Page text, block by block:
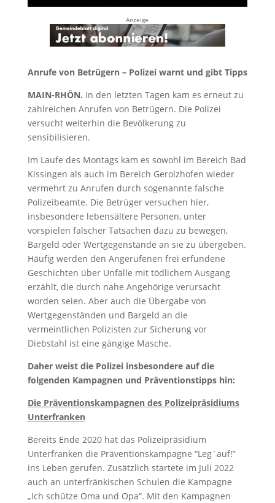
Anzeige
Anrufe von Betrügern – Polizei warnt und gibt Tipps
MAIN-RHÖN. In den letzten Tagen kam es erneut zu
zahlreichen Anrufen von Betrügern. Die Polizei
versucht weiterhin die Bevölkerung zu
sensibilisieren.
Im Laufe des Montags kam es sowohl im Bereich Bad
Kissingen als auch im Bereich Gerolzhofen wieder
vermehrt zu Anrufen durch sogenannte falsche
Polizeibeamte. Die Betrüger versuchen hier,
insbesondere lebensältere Personen, unter
vorspielen falscher Tatsachen dazu zu bewegen,
Bargeld oder Wertgegenstände an sie zu übergeben.
Häufig werden den Angerufenen frei erfundene
Geschichten über Unfälle mit tödlichem Ausgang
erzählt, die durch nahe Angehörige verursacht
worden seien. Aber auch die Übergabe von
Wertgegenständen und Bargeld an die
vermeintlichen Polizisten zur Sicherung vor
Diebstahl ist eine gängige Masche.
Daher weist die Polizei insbesondere auf die
folgenden Kampagnen und Präventionstipps hin:
Die Präventionskampagnen des Polizeipräsidiums
Unterfranken
Bereits Ende 2020 hat das Polizeipräsidium
Unterfranken die Präventionskampagne “Leg´auf!”
ins Leben gerufen. Zusätzlich startete im Juli 2022
auch an unterfränkischen Schulen die Kampagne
„Ich schütze Oma und Opa“. Mit den Kampagnen